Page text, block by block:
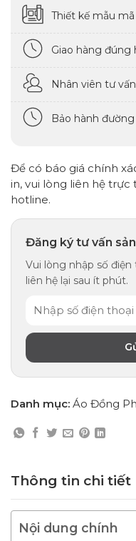
Thiết kế mẫu
Giao hàng đúng
Nhân viên tư
Bảo hành
Để có báo giá chính
in, vui lòng liên hệ
hotline.
Đăng ký tư vấn
Vui lòng nhập số
liên hệ lại sau ít phút.
Danh mục: Áo Đồng
Thông tin chi tiết
Nội dung chính